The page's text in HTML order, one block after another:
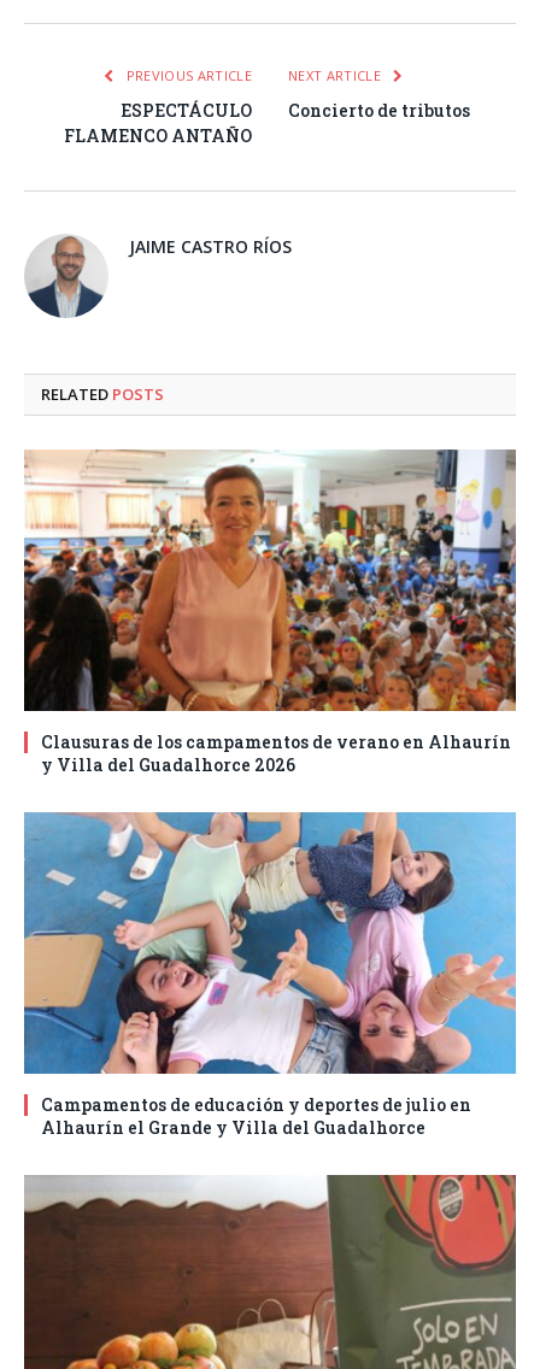
PREVIOUS ARTICLE
ESPECTÁCULO
FLAMENCO ANTAÑO
NEXT ARTICLE
Concierto de tributos
JAIME CASTRO RÍOS
RELATED POSTS
Clausuras de los campamentos de verano en Alhaurín
y Villa del Guadalhorce 2026
Campamentos de educación y deportes de julio en
Alhaurín el Grande y Villa del Guadalhorce